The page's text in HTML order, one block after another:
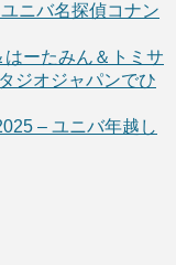
ニバ名探偵コナン
はーたみん＆トミサ
ジオジャパンでひ
– ユニバ年越し